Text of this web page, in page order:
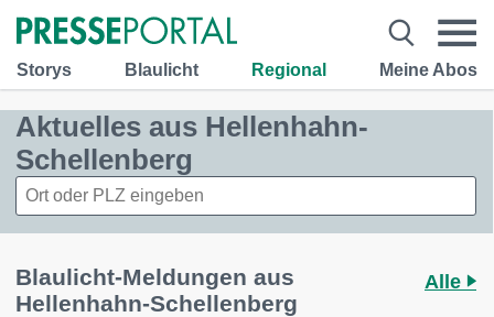
Storys Blaulicht Regional Meine Abos
Aktuelles aus Hellenhahn-
Schellenberg
Blaulicht-Meldungen aus
Hellenhahn-Schellenberg
Alle